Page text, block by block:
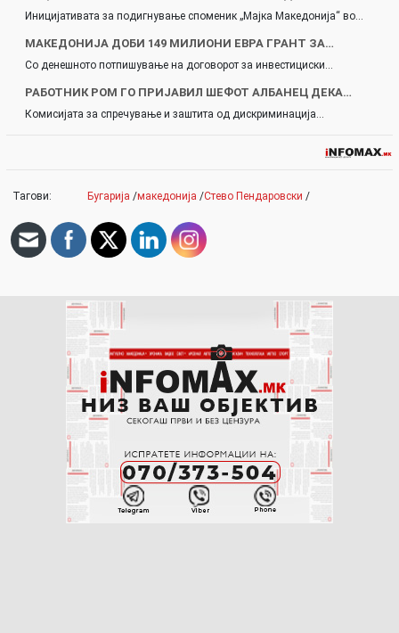
Иницијативата за подигнување споменик „Мајка Македонија“ во…
МАКЕДОНИЈА ДОБИ 149 МИЛИОНИ ЕВРА ГРАНТ ЗА…
Со денешното потпишување на договорот за инвестициски…
РАБОТНИК РОМ ГО ПРИЈАВИЛ ШЕФОТ АЛБАНЕЦ ДЕКА…
Комисијата за спречување и заштита од дискриминација…
Тагови: Бугарија /македонија /Стево Пендаровски /